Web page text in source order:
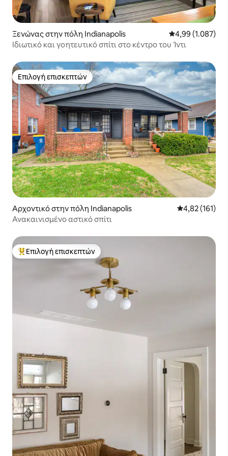
Ξενώνας στην πόλη Indianapolis Μέση
4,99 (1.087)
Ιδιωτικό και γοητευτικό σπίτι στο κέντρο του Ίντι
Επιλογή επισκεπτών
Επιλογή επισκεπτών
Αρχοντικό στην πόλη Indianapolis Μέση
4,82 (161)
Ανακαινισμένο αστικό σπίτι
Κορυφαία επιλογή επισκεπτών
Επιλογή επισκεπτών